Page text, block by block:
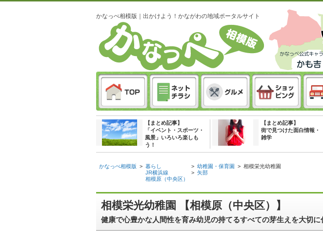
かなっぺ相模版｜出かけよう！かながわの地域ポータルサイト
【まとめ記事】
「イベント・スポーツ・
風景」いろいろ楽しも
う！
【まとめ記事】
街で見つけた面白情報・
雑学
かなっぺ相模版 > 暮らし
JR横浜線
相模原（中央区）
> 幼稚園・保育園
> 矢部
> 相模栄光幼稚園
相模栄光幼稚園 【相模原（中央区）】
健康で心豊かな人間性を育み幼児の持てるすべての芽生えを大切に